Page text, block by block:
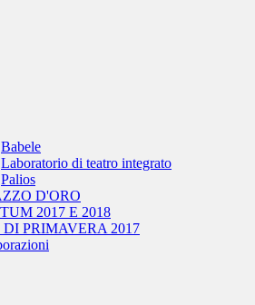
Babele
Laboratorio di teatro integrato
Palios
D'ORO
2017 E 2018
PRIMAVERA 2017